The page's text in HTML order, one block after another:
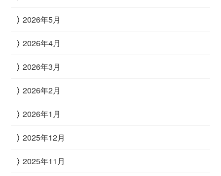
2026年5月
2026年4月
2026年3月
2026年2月
2026年1月
2025年12月
2025年11月